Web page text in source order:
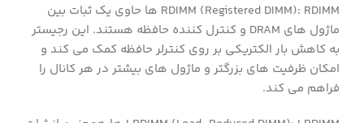
RDIMM (Registered DIMM): RDIMM ها حاوی یک ثبات بین
ماژول های DRAM و کنترل کننده حافظه هستند. این رجیستر
به کاهش بار الکتریکی بر روی کنترلر حافظه کمک می کند و
امکان ظرفیت های بزرگتر و ماژول های بیشتر در هر کانال را
فراهم می کند.